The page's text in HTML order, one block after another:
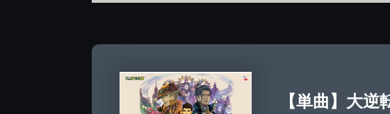
【単曲】大